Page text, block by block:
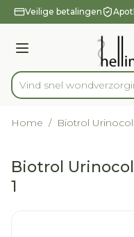
Ga naar de inhoud
1 van 1
Veilige betalingen
Menu
Product, merk,
Vind snel wondverzorgi
Home / Biotrol Urinocol
Biotrol
1